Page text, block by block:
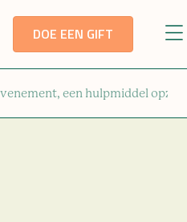
DOE EEN GIFT